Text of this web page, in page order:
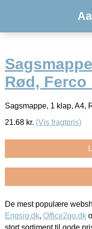
Rød, Ferco
Sagsmappe, 1 klap, A4,
21.68 kr. (Vis fragtpris)
De mest populære
Engsig.dk, Office2go.dk
stort sortiment til gode